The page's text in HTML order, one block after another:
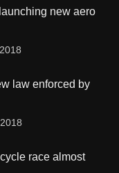
new aero
law enforced by
race almost